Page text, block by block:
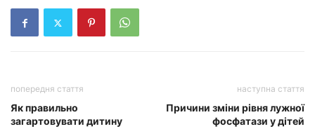
попередня стаття
Як правильно
загартовувати дитину
наступна стаття
Причини зміни рівня лужної
фосфатази у дітей